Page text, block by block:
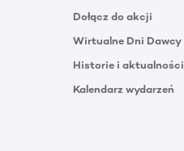
Dołącz do akcji
Wirtualne Dni Dawcy
Historie i aktualności
Kalendarz wydarzeń